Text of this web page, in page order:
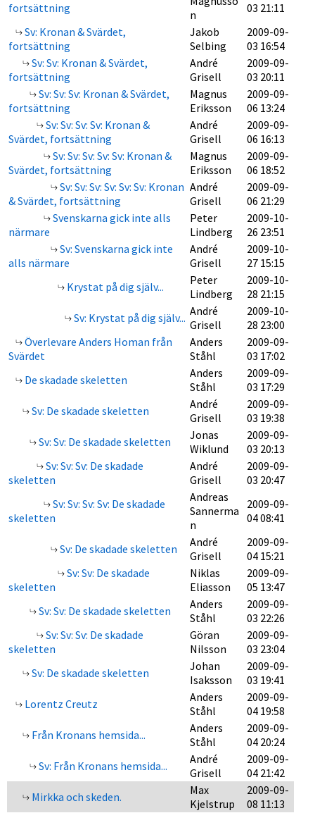
fortsättning
n
03 21:11
Sv: Kronan & Svärdet,
fortsättning
Jakob
Selbing
2009-09-
03 16:54
Sv: Sv: Kronan & Svärdet,
fortsättning
André
Grisell
2009-09-
03 20:11
Sv: Sv: Sv: Kronan & Svärdet,
fortsättning
Magnus
Eriksson
2009-09-
06 13:24
Sv: Sv: Sv: Sv: Kronan &
Svärdet, fortsättning
André
Grisell
2009-09-
06 16:13
Sv: Sv: Sv: Sv: Sv: Kronan &
Svärdet, fortsättning
Magnus
Eriksson
2009-09-
06 18:52
Sv: Sv: Sv: Sv: Sv: Sv: Kronan
& Svärdet, fortsättning
André
Grisell
2009-09-
06 21:29
Svenskarna gick inte alls
närmare
Peter
Lindberg
2009-10-
26 23:51
Sv: Svenskarna gick inte
alls närmare
André
Grisell
2009-10-
27 15:15
Krystat på dig själv...
Peter
Lindberg
2009-10-
28 21:15
Sv: Krystat på dig själv... André
Grisell
2009-10-
28 23:00
Överlevare Anders Homan från
Svärdet
Anders
Ståhl
2009-09-
03 17:02
De skadade skeletten
Anders
Ståhl
2009-09-
03 17:29
Sv: De skadade skeletten
André
Grisell
2009-09-
03 19:38
Sv: Sv: De skadade skeletten
Jonas
Wiklund
2009-09-
03 20:13
Sv: Sv: Sv: De skadade
skeletten
André
Grisell
2009-09-
03 20:47
Sv: Sv: Sv: Sv: De skadade
skeletten
Andreas
Sannerma
n
2009-09-
04 08:41
Sv: De skadade skeletten
André
Grisell
2009-09-
04 15:21
Sv: Sv: De skadade
skeletten
Niklas
Eliasson
2009-09-
05 13:47
Sv: Sv: De skadade skeletten
Anders
Ståhl
2009-09-
03 22:26
Sv: Sv: Sv: De skadade
skeletten
Göran
Nilsson
2009-09-
03 23:04
Sv: De skadade skeletten
Johan
Isaksson
2009-09-
03 19:41
Lorentz Creutz
Anders
Ståhl
2009-09-
04 19:58
Från Kronans hemsida...
Anders
Ståhl
2009-09-
04 20:24
Sv: Från Kronans hemsida...
André
Grisell
2009-09-
04 21:42
Mirkka och skeden.
Max
Kjelstrup
2009-09-
08 11:13